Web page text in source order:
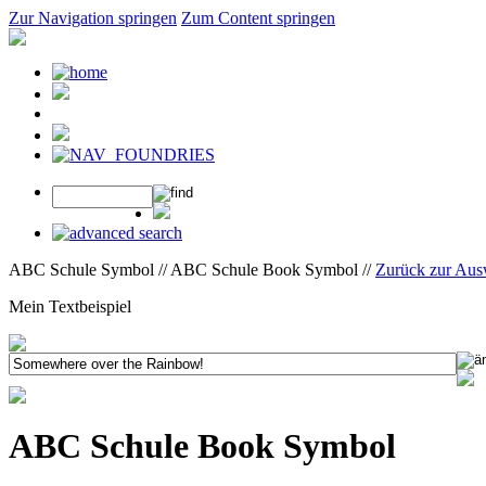
Zur Navigation springen Zum Content springen
ABC Schule Symbol // ABC Schule Book Symbol // Zurück zur
Mein Textbeispiel
ABC Schule Book Symbol